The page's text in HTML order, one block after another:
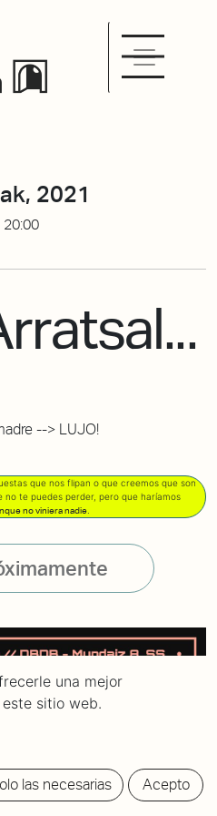
2021
20:00
--> LUJO!
que nos flipan o que creemos que son
no te puedes perder, pero que haríamos
no viniera nadie.
una mejor
sitio web.
las necesarias Acepto